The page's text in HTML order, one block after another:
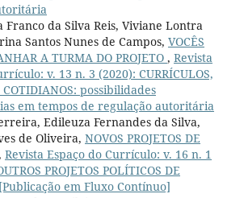
Franco da Silva Reis, Viviane Lontra
Santos Nunes de Campos, VOCÊS
A TURMA DO PROJETO , Revista
v. 13 n. 3 (2020): CURRÍCULOS,
COTIDIANOS: possibilidades
em tempos de regulação autoritária
Edileuza Fernandes da Silva,
de Oliveira, NOVOS PROJETOS DE
Revista Espaço do Currículo: v. 16 n. 1
PROJETOS POLÍTICOS DE
em Fluxo Contínuo]